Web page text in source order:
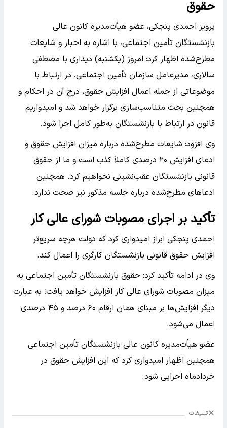
حقوق
پرویز احمدی پنجکی، عضو هیأت‌مدیره کانون عالی
بازنشستگان تأمین اجتماعی، با اشاره به اخبار و شایعات
مطرح‌شده اظهار کرد: امروز (یکشنبه) دیداری با مصطفی
سالاری، مدیرعامل سازمان تأمین اجتماعی، در ارتباط با
موضوعاتی از جمله اعمال افزایش حقوق، درج آن در احکام و
همچنین بحث متناسب‌سازی برگزار خواهد شد و امیدواریم
قانون در ارتباط با بازنشستگان به‌طور کامل اجرا شود.
وی افزود: شایعات مطرح‌شده درباره میزان افزایش حقوق و
ادعای افزایش ۲۰ درصدی کاملاً کذب است و ما از حقوق
قانونی بازنشستگان عقب‌نشینی نخواهیم کرد. همچنین
ادعاهای مطرح‌شده درباره جلسه مذکور نیز صحت ندارد.
تأکید بر اجرای مصوبات شورای عالی کار
احمدی پنجکی ابراز امیدواری کرد که دولت هرچه سریع‌تر
افزایش حقوق قانونی بازنشستگان کارگری را اعمال کند.
وی در ادامه تأکید کرد: حقوق بازنشستگان تأمین اجتماعی به
میزان مصوبات شورای عالی کار افزایش خواهد یافت؛ به عبارت
دیگر افزایش‌ها بر مبنای همان ارقام ۶۰ درصد و ۴۵ درصدی
اعمال می‌شود.
عضو هیأت‌مدیره کانون عالی بازنشستگان تأمین اجتماعی
همچنین اظهار امیدواری کرد که این افزایش حقوق در
خردادماه اجرایی شود.
تبلیغات